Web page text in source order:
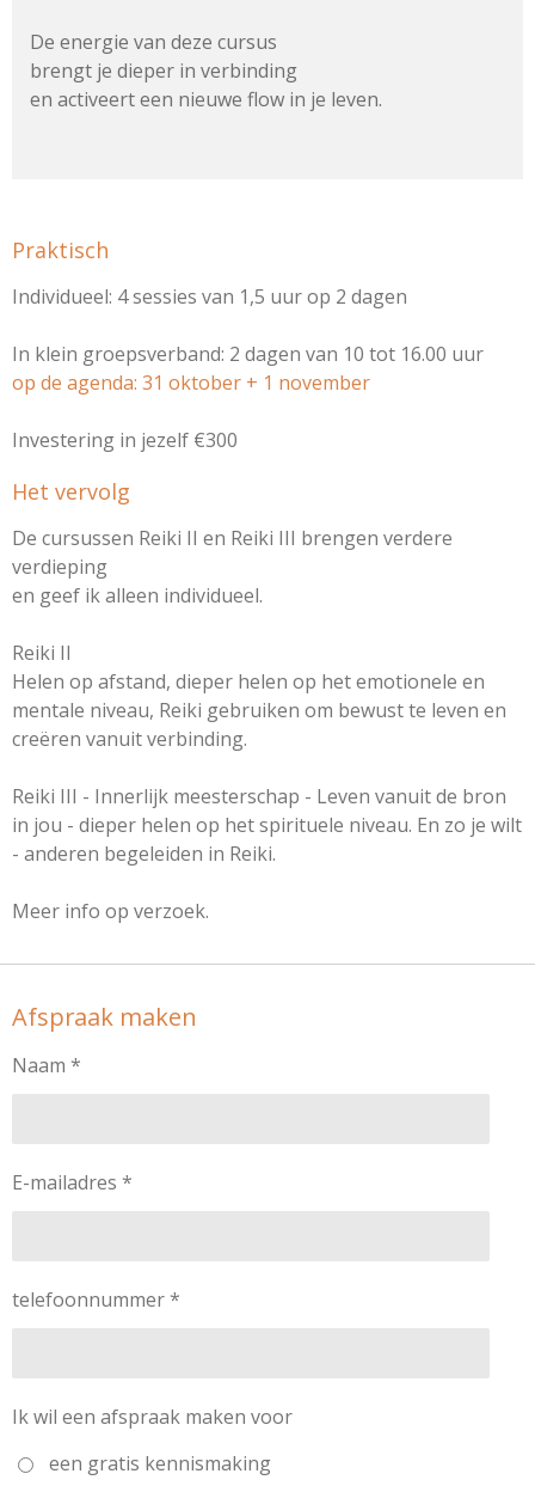
De energie van deze cursus
brengt je dieper in verbinding
en activeert een nieuwe flow in je leven.
Praktisch
Individueel: 4 sessies van 1,5 uur op 2 dagen
In klein groepsverband: 2 dagen van 10 tot 16.00 uur
op de agenda: 31 oktober + 1 november
Investering in jezelf €300
Het vervolg
De cursussen Reiki II en Reiki III brengen verdere
verdieping
en geef ik alleen individueel.
Reiki II
Helen op afstand, dieper helen op het emotionele en
mentale niveau, Reiki gebruiken om bewust te leven en
creëren vanuit verbinding.
Reiki III - Innerlijk meesterschap - Leven vanuit de bron
in jou - dieper helen op het spirituele niveau. En zo je wilt
- anderen begeleiden in Reiki.
Meer info op verzoek.
Afspraak maken
Naam *
E-mailadres *
telefoonnummer *
Ik wil een afspraak maken voor
een gratis kennismaking